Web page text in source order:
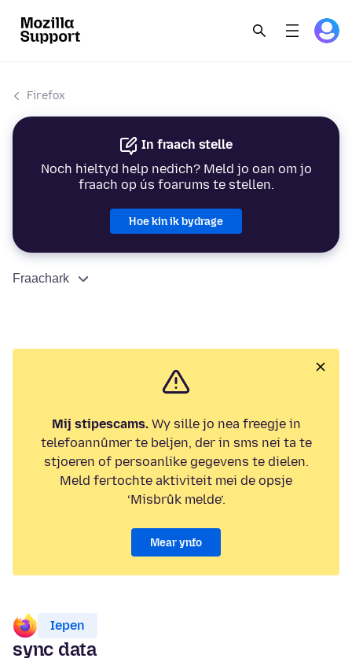
Firefox
In fraach stelle
Noch hieltyd help nedich? Meld jo oan om jo
fraach op ús foarums te stellen.
Hoe kin ik bydrage
Fraachark
Mij stipescams.Wy sille jo nea freegje in
telefoannûmer te beljen, der in sms nei ta te
stjoeren of persoanlike gegevens te dielen.
Meld fertochte aktiviteit mei de opsje
‘Misbrûk melde’.
Mear ynfo
Iepen
sync data